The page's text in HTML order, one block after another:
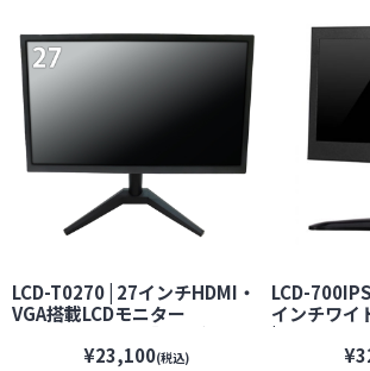
LCD-T0270 | 27インチHDMI・
VGA搭載LCDモニター
【BROADWATCH】【ブロード
ウォッチ】【防犯カメラ】
¥23,100(税込)
LCD-
インチワイ
| 防犯カメラ